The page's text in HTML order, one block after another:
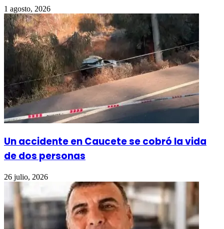
1 agosto, 2026
Un accidente en Caucete se cobró la vida
de dos personas
26 julio, 2026